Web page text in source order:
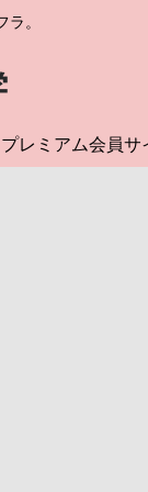
。
プレミアム会員サ